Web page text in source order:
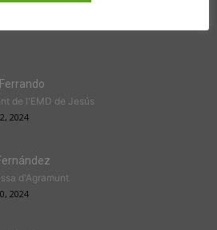
de l'EMD de Jesús
2024
d'Agramunt
2024